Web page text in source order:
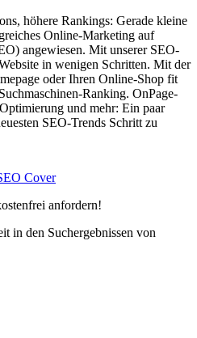
höhere Rankings: Gerade kleine
Online-Marketing auf
angewiesen. Mit unserer SEO-
in wenigen Schritten. Mit der
oder Ihren Online-Shop fit
Ranking. OnPage-
und mehr: Ein paar
SEO-Trends Schritt zu
anfordern!
in den Suchergebnissen von